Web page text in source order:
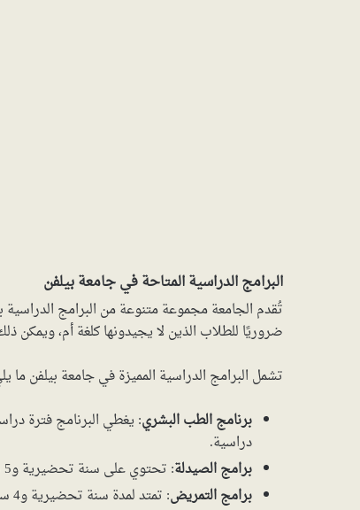
البرامج الدراسية المتاحة في جامعة بيلفن
تُقدم الجامعة مجموعة متنوعة من البرامج الدراسية
ضروريًا للطلاب الذين لا يجيدونها كلغة أم، ويمكن
تشمل البرامج الدراسية المميزة في جامعة بيلفن ما
برنامج الطب البشري
دراسية.
برامج الصيدلة: تحتوي على سنة تحضيرية و5 سنوات دراسية، وهذه البرامج تقدم باللغة البلغارية فقط.
برامج التمريض: تمتد لمدة سنة تحضيرية و4 سنوات دراسية، وتقدم أيضًا باللغة البلغارية فقط.